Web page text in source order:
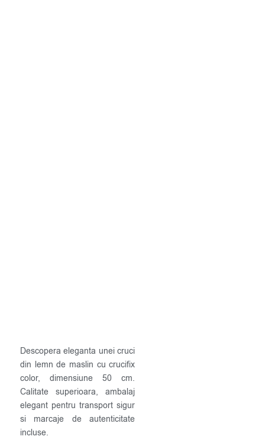
Descopera eleganta unei cruci
din lemn de maslin cu crucifix
color, dimensiune 50 cm.
Calitate superioara, ambalaj
elegant pentru transport sigur
si marcaje de autenticitate
incluse.